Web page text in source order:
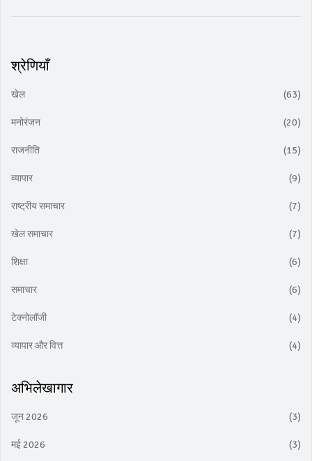
श्रेणियाँ
खेल (63)
मनोरंजन (20)
राजनीति (15)
व्यापार (9)
राष्ट्रीय समाचार (7)
खेल समाचार (7)
शिक्षा (6)
समाचार (6)
टेक्नोलॉजी (4)
व्यापार और वित्त (4)
अभिलेखागार
जून 2026 (3)
मई 2026 (3)